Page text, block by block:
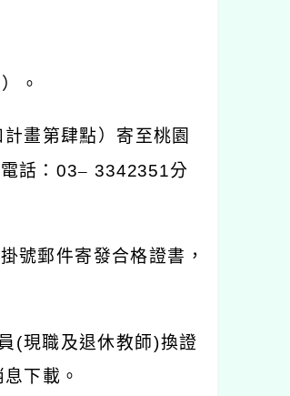
。
畫第肆點）寄至桃園
話： 03– 3342351分
號郵件寄發合格證書，
(現職及退休教師)換證
下載。